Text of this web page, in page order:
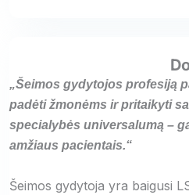
„Šeimos gydytojos profesiją
padėti žmonėms ir pritaikyti
specialybės universalumą –
amžiaus pacientais.“
Šeimos gydytoja yra baigusi